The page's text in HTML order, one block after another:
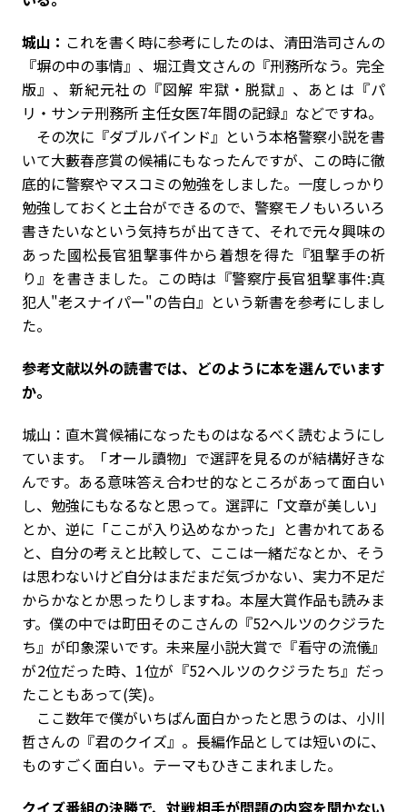
城山： これを書く時に参考にしたのは、清田浩司さんの
『塀の中の事情』、堀江貴文さんの『刑務所なう。完全
版』、新紀元社の『図解 牢獄・脱獄』、あとは『パ
リ・サンテ刑務所 主任女医7年間の記録』などですね。
その次に『ダブルバインド』という本格警察小説を書
いて大藪春彦賞の候補にもなったんですが、この時に徹
底的に警察やマスコミの勉強をしました。一度しっかり
勉強しておくと土台ができるので、警察モノもいろいろ
書きたいなという気持ちが出てきて、それで元々興味の
あった國松長官狙撃事件から着想を得た『狙撃手の祈
り』を書きました。この時は『警察庁長官狙撃事件:真
犯人"老スナイパー"の告白』という新書を参考にしまし
た。
――参考文献以外の読書では、どのように本を選んでいます
か。
城山：直木賞候補になったものはなるべく読むようにし
ています。「オール讀物」で選評を見るのが結構好きな
んです。ある意味答え合わせ的なところがあって面白い
し、勉強にもなるなと思って。選評に「文章が美しい」
とか、逆に「ここが入り込めなかった」と書かれてある
と、自分の考えと比較して、ここは一緒だなとか、そう
は思わないけど自分はまだまだ気づかない、実力不足だ
からかなとか思ったりしますね。本屋大賞作品も読みま
す。僕の中では町田そのこさんの『52ヘルツのクジラた
ち』が印象深いです。未来屋小説大賞で『看守の流儀』
が2位だった時、1位が『52ヘルツのクジラたち』だっ
たこともあって(笑)。
ここ数年で僕がいちばん面白かったと思うのは、小川
哲さんの『君のクイズ』。長編作品としては短いのに、
ものすごく面白い。テーマもひきこまれました。
――クイズ番組の決勝で、対戦相手が問題の内容を聞かない